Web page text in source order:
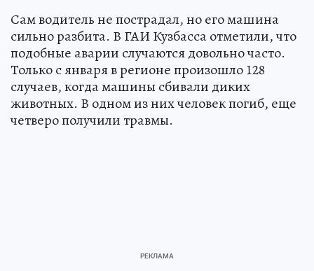
Сам водитель не пострадал, но его машина
сильно разбита. В ГАИ Кузбасса отметили, что
подобные аварии случаются довольно часто.
Только с января в регионе произошло 128
случаев, когда машины сбивали диких
животных. В одном из них человек погиб, еще
четверо получили травмы.